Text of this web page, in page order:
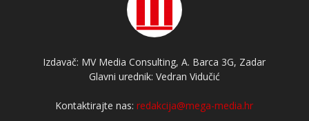
Izdavač: MV Media Consulting, A. Barca 3G, Zadar
Glavni urednik: Vedran Vidučić
Kontaktirajte nas:redakcija@mega-media.hr